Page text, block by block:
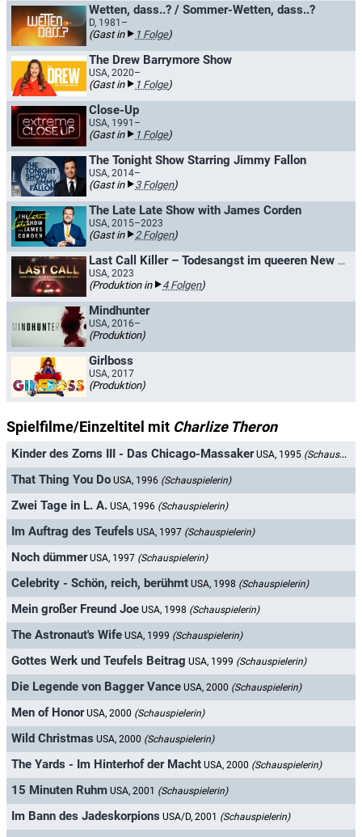
Wetten, dass..? / Sommer-Wetten, dass..?
D, 1981–
(Gast in 1 Folge)
The Drew Barrymore Show
USA, 2020–
(Gast in 1 Folge)
Close-Up
USA, 1991–
(Gast in 1 Folge)
The Tonight Show Starring Jimmy Fallon
USA, 2014–
(Gast in 3 Folgen)
The Late Late Show with James Corden
USA, 2015–2023
(Gast in 2 Folgen)
Last Call Killer – Todesangst im queeren New York
USA, 2023
(Produktion in 4 Folgen)
Mindhunter
USA, 2016–
(Produktion)
Girlboss
USA, 2017
(Produktion)
Spielfilme/Einzeltitel mit Charlize Theron
Kinder des Zorns III - Das Chicago-Massaker USA, 1995 (Schauspielerin)
That Thing You Do USA, 1996 (Schauspielerin)
Zwei Tage in L. A. USA, 1996 (Schauspielerin)
Im Auftrag des Teufels USA, 1997 (Schauspielerin)
Noch dümmer USA, 1997 (Schauspielerin)
Celebrity - Schön, reich, berühmt USA, 1998 (Schauspielerin)
Mein großer Freund Joe USA, 1998 (Schauspielerin)
The Astronaut's Wife USA, 1999 (Schauspielerin)
Gottes Werk und Teufels Beitrag USA, 1999 (Schauspielerin)
Die Legende von Bagger Vance USA, 2000 (Schauspielerin)
Men of Honor USA, 2000 (Schauspielerin)
Wild Christmas USA, 2000 (Schauspielerin)
The Yards - Im Hinterhof der Macht USA, 2000 (Schauspielerin)
15 Minuten Ruhm USA, 2001 (Schauspielerin)
Im Bann des Jadeskorpions USA/D, 2001 (Schauspielerin)